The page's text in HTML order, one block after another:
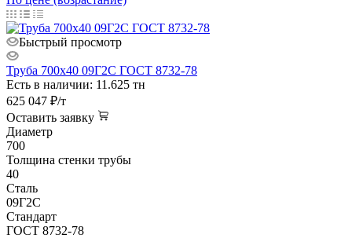
Быстрый просмотр
Труба 700х40 09Г2С ГОСТ 8732-78
Есть в наличии: 11.625 тн
625 047 ₽/т
Оставить заявку
Диаметр
700
Толщина стенки трубы
40
Сталь
09Г2С
Стандарт
ГОСТ 8732-78